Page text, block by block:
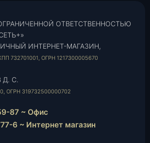
ОТВЕТСТВЕННОСТЬЮ
ИНТЕРНЕТ-МАГАЗИН,
732701001, ОГРН 1217300005670
С.
ОГРН 319732500000702
87 ~ Офис
6 ~ Интернет магазин